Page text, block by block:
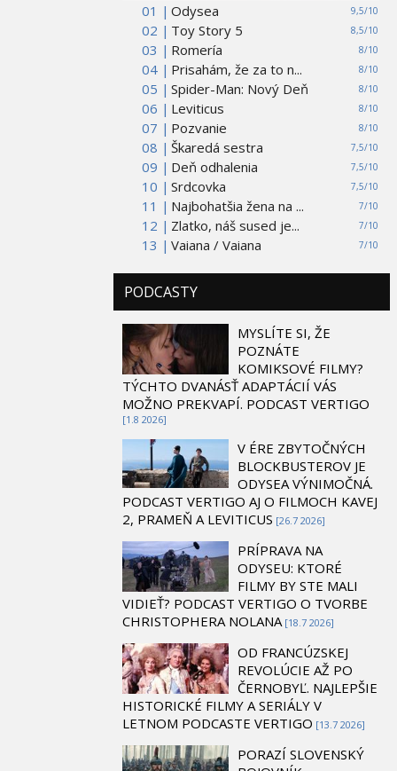
01 | 9,5/10
Odysea
02 |
8,5/10
Toy Story 5
03 |
8/10
Romería
04 |
8/10
Prisahám, že za to n...
05 |
8/10
Spider-Man: Nový Deň
06 |
8/10
Leviticus
07 |
8/10
Pozvanie
08 |
7,5/10
Škaredá sestra
09 |
7,5/10
Deň odhalenia
10 |
7,5/10
Srdcovka
11 |
7/10
Najbohatšia žena na ...
12 |
7/10
Zlatko, náš sused je...
13 |
7/10
Vaiana / Vaiana
PODCASTY
MYSLÍTE SI, ŽE
POZNÁTE
KOMIKSOVÉ FILMY?
TÝCHTO DVANÁSŤ ADAPTÁCIÍ VÁS
MOŽNO PREKVAPÍ. PODCAST VERTIGO
[1.8 2026]
V ÉRE ZBYTOČNÝCH
BLOCKBUSTEROV JE
ODYSEA VÝNIMOČNÁ.
PODCAST VERTIGO AJ O FILMOCH KAVEJ
2, PRAMEŇ A LEVITICUS [26.7 2026]
PRÍPRAVA NA
ODYSEU: KTORÉ
FILMY BY STE MALI
VIDIEŤ? PODCAST VERTIGO O TVORBE
CHRISTOPHERA NOLANA [18.7 2026]
OD FRANCÚZSKEJ
REVOLÚCIE AŽ PO
ČERNOBYĽ. NAJLEPŠIE
HISTORICKÉ FILMY A SERIÁLY V
LETNOM PODCASTE VERTIGO [13.7 2026]
PORAZÍ SLOVENSKÝ